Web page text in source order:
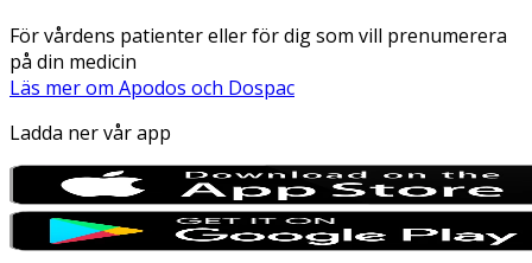
För vårdens patienter eller för dig som vill prenumerera
på din medicin
Läs mer om Apodos och Dospac
Ladda ner vår app